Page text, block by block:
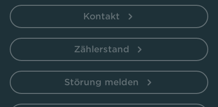
Kontakt
Zählerstand
Störung melden